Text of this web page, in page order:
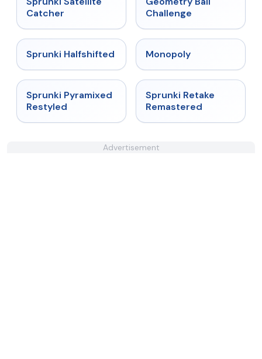
Catcher
Challenge
★ 4.9
Sprunki Halfshifted Monopoly
★ 4.3
Sprunki Pyramixed
Restyled
Sprunki Retake
Remastered
Advertisement